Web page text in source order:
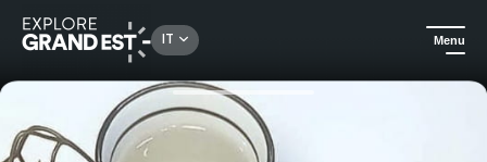
IT Menu
Scopri il know-how Corso introduttivo al ricamo Sashiko